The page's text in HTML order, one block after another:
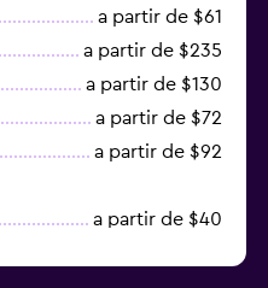
a partir de $61
a partir de $235
a partir de $130
a partir de $72
a partir de $92
a partir de $40